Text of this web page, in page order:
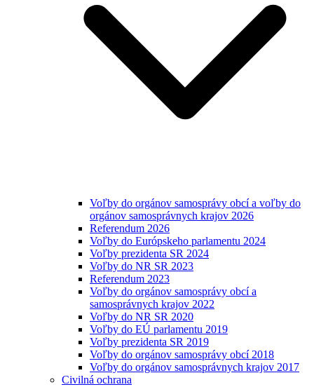
Voľby do orgánov samosprávy obcí a voľby do
orgánov samosprávnych krajov 2026
Referendum 2026
Voľby do Európskeho parlamentu 2024
Voľby prezidenta SR 2024
Voľby do NR SR 2023
Referendum 2023
Voľby do orgánov samosprávy obcí a
samosprávnych krajov 2022
Voľby do NR SR 2020
Voľby do EÚ parlamentu 2019
Voľby prezidenta SR 2019
Voľby do orgánov samosprávy obcí 2018
Voľby do orgánov samosprávnych krajov 2017
Civilná ochrana